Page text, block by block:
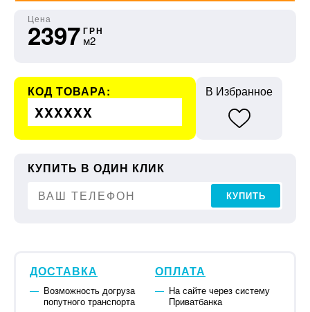
Цена
2397 ГРН
м2
КОД ТОВАРА:
XXXXXX
В Избранное
КУПИТЬ В ОДИН КЛИК
КУПИТЬ
ДОСТАВКА
Возможность догруза
попутного транспорта
ОПЛАТА
На сайте через систему
Приватбанка